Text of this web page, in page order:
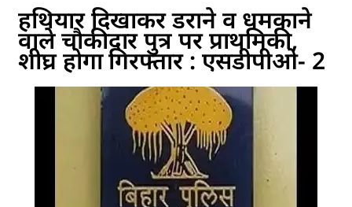
हथियार दिखाकर डराने व धमकाने
वाले चौकीदार पुत्र पर प्राथमिकी,
शीघ्र होगा गिरफ्तार : एसडीपीओ- 2